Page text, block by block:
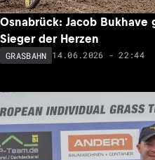
Osnabrück: Jacob Bukhave
Sieger der Herzen
GRASBAHN 14.06.2026 - 22:44